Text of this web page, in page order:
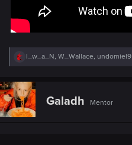
R
e
c
t
i
o
I_w_a_N, W_Wallace, undomiel9
Galadh Mentor